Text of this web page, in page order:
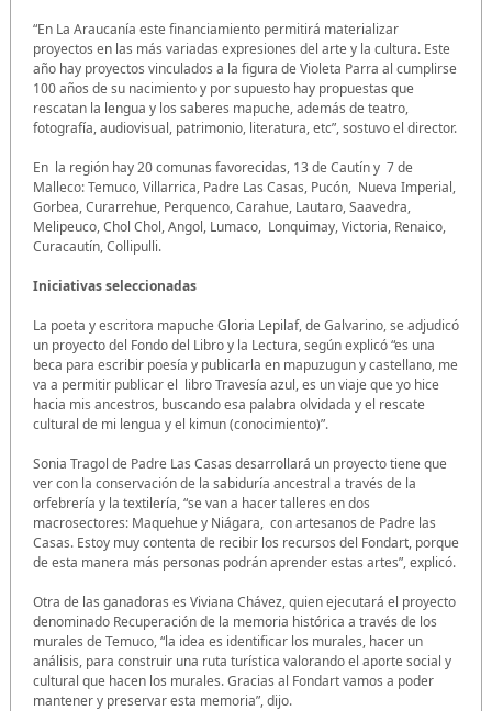
“En La Araucanía este financiamiento permitirá materializar
proyectos en las más variadas expresiones del arte y la cultura. Este
año hay proyectos vinculados a la figura de Violeta Parra al cumplirse
100 años de su nacimiento y por supuesto hay propuestas que
rescatan la lengua y los saberes mapuche, además de teatro,
fotografía, audiovisual, patrimonio, literatura, etc”, sostuvo el director.
En la región hay 20 comunas favorecidas, 13 de Cautín y 7 de
Malleco: Temuco, Villarrica, Padre Las Casas, Pucón, Nueva Imperial,
Gorbea, Curarrehue, Perquenco, Carahue, Lautaro, Saavedra,
Melipeuco, Chol Chol, Angol, Lumaco, Lonquimay, Victoria, Renaico,
Curacautín, Collipulli.
Iniciativas seleccionadas
La poeta y escritora mapuche Gloria Lepilaf, de Galvarino, se adjudicó
un proyecto del Fondo del Libro y la Lectura, según explicó “es una
beca para escribir poesía y publicarla en mapuzugun y castellano, me
va a permitir publicar el libro Travesía azul, es un viaje que yo hice
hacia mis ancestros, buscando esa palabra olvidada y el rescate
cultural de mi lengua y el kimun (conocimiento)”.
Sonia Tragol de Padre Las Casas desarrollará un proyecto tiene que
ver con la conservación de la sabiduría ancestral a través de la
orfebrería y la textilería, “se van a hacer talleres en dos
macrosectores: Maquehue y Niágara, con artesanos de Padre las
Casas. Estoy muy contenta de recibir los recursos del Fondart, porque
de esta manera más personas podrán aprender estas artes”, explicó.
Otra de las ganadoras es Viviana Chávez, quien ejecutará el proyecto
denominado Recuperación de la memoria histórica a través de los
murales de Temuco, “la idea es identificar los murales, hacer un
análisis, para construir una ruta turística valorando el aporte social y
cultural que hacen los murales. Gracias al Fondart vamos a poder
mantener y preservar esta memoria”, dijo.